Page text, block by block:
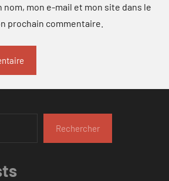
mon e-mail et mon site dans le
prochain commentaire.
Rechercher